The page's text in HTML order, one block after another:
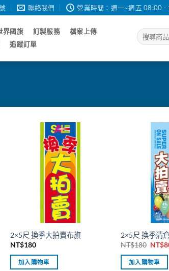
聯絡我們 營業時間：週一~週五 08:00
界國旗 訂製服務
檔案上傳
追蹤訂單
搜
尋
鍵
2×5尺 換季大拍賣布旗
NT$180
加入購物車
2×5尺 換季清
NT$180 原
價
格：
NT$
加入購物車